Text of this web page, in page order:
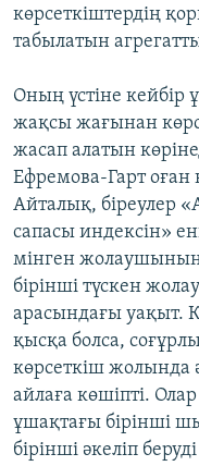
көрсеткіштердің
табылатын
Оның үстіне
жақсы жағынан
жасап алатын
Ефремова-Гарт оған
Айталық, біреулер
сапасы индексін»
мінген
бірінші түскен
арасындағы уақыт.
қысқа болса,
көрсеткіш жолында
айлаға көшіпті.
ұшақтағы бірінші
бірінші әкеліп